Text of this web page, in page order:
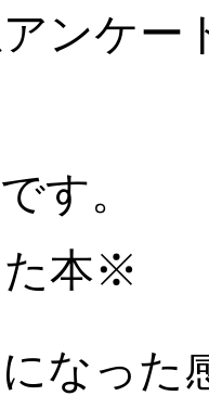
ンケー
す。
本※
なった